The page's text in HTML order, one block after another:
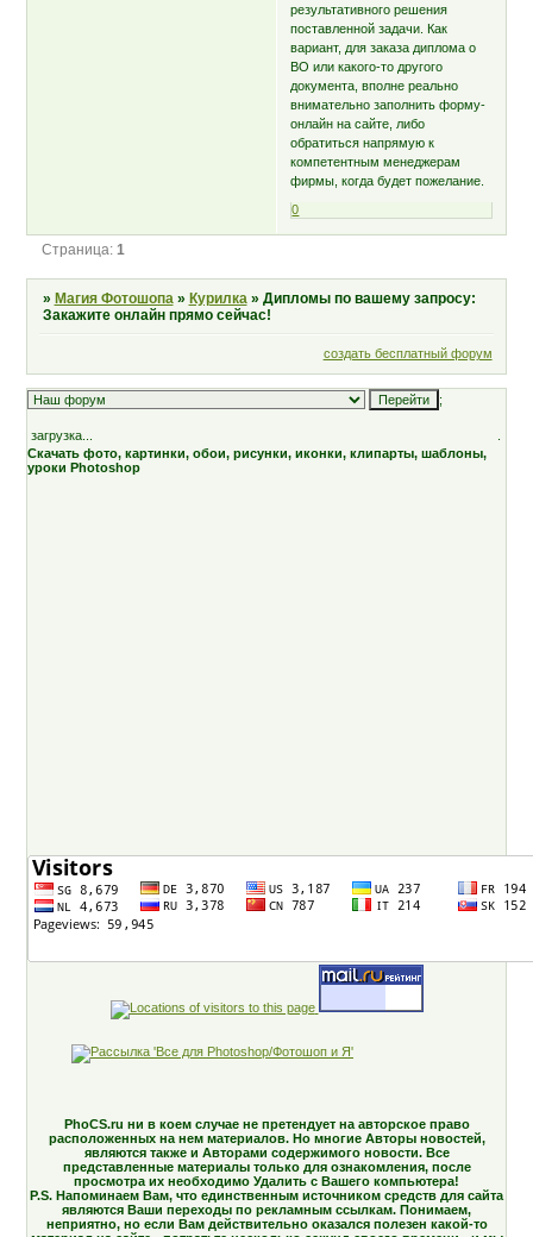
результативного решения
поставленной задачи. Как
вариант, для заказа диплома о
ВО или какого-то другого
документа, вполне реально
внимательно заполнить форму-
онлайн на сайте, либо
обратиться напрямую к
компетентным менеджерам
фирмы, когда будет пожелание.
0
Страница: 1
» Магия Фотошопа » Курилка » Дипломы по вашему запросу:
Закажите онлайн прямо сейчас!
создать бесплатный форум
;
загрузка...
Скачать фото, картинки, обои, рисунки, иконки, клипарты, шаблоны,
уроки Photoshop
PhoCS.ru ни в коем случае не претендует на авторское право
расположенных на нем материалов. Но многие Авторы новостей,
являются также и Авторами содержимого новости. Все
представленные материалы только для ознакомления, после
просмотра их необходимо Удалить с Вашего компьютера!
P.S. Напоминаем Вам, что единственным источником средств для сайта
являются Ваши переходы по рекламным ссылкам. Понимаем,
неприятно, но если Вам действительно оказался полезен какой-то